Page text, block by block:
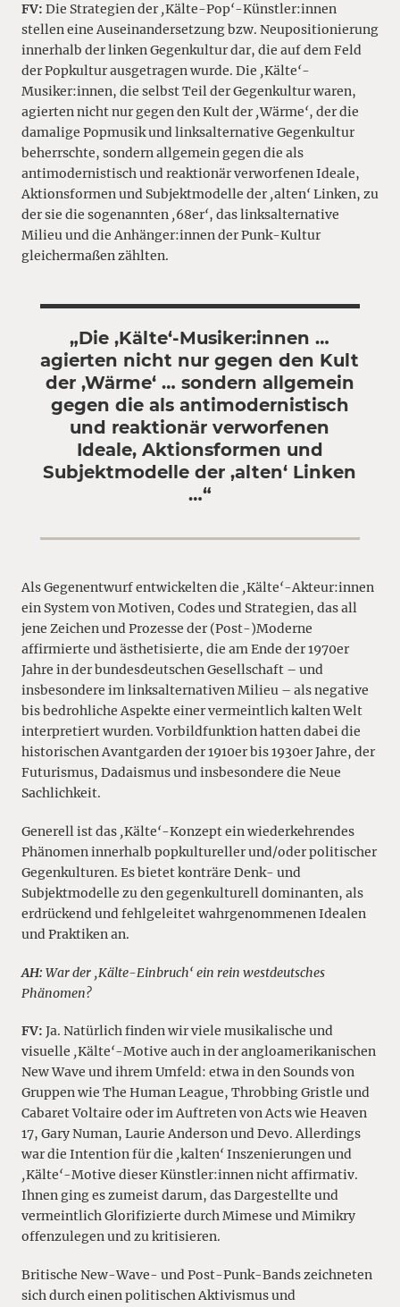
FV: Die Strategien der ‚Kälte-Pop‘-Künstler:innen
stellen eine Auseinandersetzung bzw. Neupositionierung
innerhalb der linken Gegenkultur dar, die auf dem Feld
der Popkultur ausgetragen wurde. Die ‚Kälte‘-
Musiker:innen, die selbst Teil der Gegenkultur waren,
agierten nicht nur gegen den Kult der ‚Wärme‘, der die
damalige Popmusik und linksalternative Gegenkultur
beherrschte, sondern allgemein gegen die als
antimodernistisch und reaktionär verworfenen Ideale,
Aktionsformen und Subjektmodelle der ‚alten‘Linken, zu
der sie die sogenannten ‚68er‘, das linksalternative
Milieu und die Anhänger:innen der Punk-Kultur
gleichermaßen zählten.
„Die ‚Kälte‘-Musiker:innen …
agierten nicht nur gegen den Kult
der ‚Wärme‘ … sondern allgemein
gegen die als antimodernistisch
und reaktionär verworfenen
Ideale, Aktionsformen und
Subjektmodelle der ‚alten‘ Linken
…“
Als Gegenentwurf entwickelten die ‚Kälte‘-Akteur:innen
ein System von Motiven, Codes und Strategien, das all
jene Zeichen und Prozesse der (Post-)Moderne
affirmierte und ästhetisierte, die am Ende der 1970er
Jahre in der bundesdeutschen Gesellschaft – und
insbesondere im linksalternativen Milieu – als negative
bis bedrohliche Aspekte einer vermeintlich kalten Welt
interpretiert wurden. Vorbildfunktion hatten dabei die
historischen Avantgarden der 1910er bis 1930er Jahre, der
Futurismus, Dadaismus und insbesondere die Neue
Sachlichkeit.
Generell ist das ‚Kälte‘-Konzept ein wiederkehrendes
Phänomen innerhalb popkultureller und/oder politischer
Gegenkulturen. Es bietet konträre Denk- und
Subjektmodelle zu den gegenkulturell dominanten, als
erdrückend und fehlgeleitet wahrgenommenen Idealen
und Praktiken an.
AH: War der ‚Kälte-Einbruch‘ ein rein westdeutsches
Phänomen?
FV: Ja. Natürlich finden wir viele musikalische und
visuelle ‚Kälte‘-Motive auch in der angloamerikanischen
New Wave und ihrem Umfeld: etwa in den Sounds von
Gruppen wie The Human League, Throbbing Gristle und
Cabaret Voltaire oder im Auftreten von Acts wie Heaven
17, Gary Numan, Laurie Anderson und Devo. Allerdings
war die Intention für die ‚kalten‘Inszenierungen und
‚Kälte‘-Motive dieser Künstler:innen nicht affirmativ.
Ihnen ging es zumeist darum, das Dargestellte und
vermeintlich Glorifizierte durch Mimese und Mimikry
offenzulegen und zu kritisieren.
Britische New-Wave- und Post-Punk-Bands zeichneten
sich durch einen politischen Aktivismus und